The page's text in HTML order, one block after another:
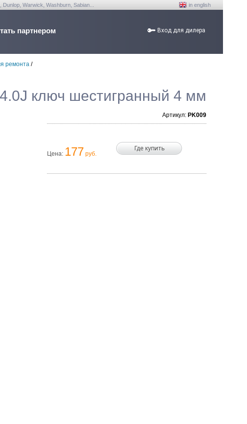
Warwick, Washburn, Sabian... in english
партнером Вход для дилера
ремонта /
ключ шестигранный 4 мм
Артикул: PK009
Цена: 177 руб.
Где купить